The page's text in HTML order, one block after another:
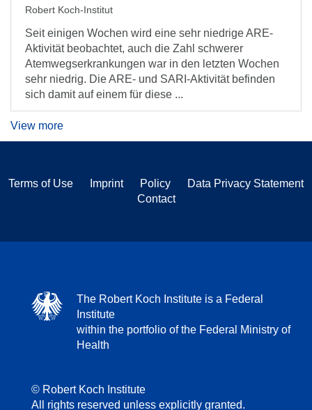
Robert Koch-Institut
Seit einigen Wochen wird eine sehr niedrige ARE-
Aktivität beobachtet, auch die Zahl schwerer
Atemwegserkrankungen war in den letzten Wochen
sehr niedrig. Die ARE- und SARI-Aktivität befinden
sich damit auf einem für diese ...
View more
Terms of Use Imprint Policy
Data Privacy Statement
Contact
The Robert Koch Institute is a Federal
Institute
within the portfolio of the Federal Ministry of
Health
© Robert Koch Institute
All rights reserved unless explicitly granted.